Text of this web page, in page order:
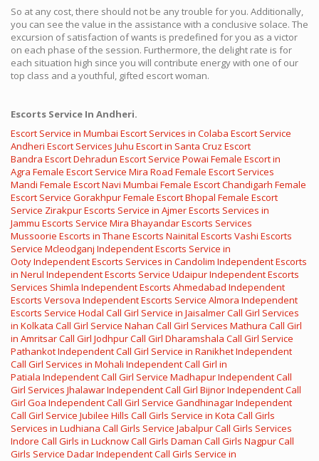
So at any cost, there should not be any trouble for you. Additionally,
you can see the value in the assistance with a conclusive solace. The
excursion of satisfaction of wants is predefined for you as a victor
on each phase of the session. Furthermore, the delight rate is for
each situation high since you will contribute energy with one of our
top class and a youthful, gifted escort woman.
Escorts Service In Andheri.
Escort Service in Mumbai Escort Services in Colaba Escort Service
Andheri Escort Services Juhu Escort in Santa Cruz Escort
Bandra Escort Dehradun Escort Service Powai Female Escort in
Agra Female Escort Service Mira Road Female Escort Services
Mandi Female Escort Navi Mumbai Female Escort Chandigarh Female
Escort Service GorakhpurFemale Escort Bhopal Female Escort
Service ZirakpurEscorts Service in AjmerEscorts Services in
Jammu Escorts Service Mira BhayandarEscorts Services
Mussoorie Escorts in Thane Escorts Nainital Escorts Vashi Escorts
Service Mcleodganj Independent Escorts Service in
OotyIndependent Escorts Services in Candolim Independent Escorts
in Nerul Independent Escorts Service UdaipurIndependent Escorts
Services Shimla Independent Escorts Ahmedabad Independent
Escorts Versova Independent Escorts Service Almora Independent
Escorts Service Hodal Call Girl Service in JaisalmerCall Girl Services
in Kolkata Call Girl Service Nahan Call Girl Services Mathura Call Girl
in AmritsarCall Girl JodhpurCall Girl Dharamshala Call Girl Service
PathankotIndependent Call Girl Service in RanikhetIndependent
Call Girl Services in Mohali Independent Call Girl in
Patiala Independent Call Girl Service MadhapurIndependent Call
Girl Services JhalawarIndependent Call Girl BijnorIndependent Call
Girl Goa Independent Call Girl Service GandhinagarIndependent
Call Girl Service Jubilee Hills Call Girls Service in Kota Call Girls
Services in Ludhiana Call Girls Service JabalpurCall Girls Services
Indore Call Girls in LucknowCall Girls Daman Call Girls NagpurCall
Girls Service DadarIndependent Call Girls Service in